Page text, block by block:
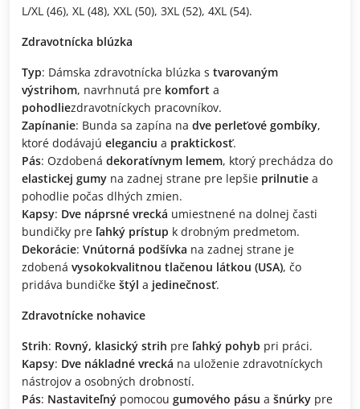
L/XL (46), XL (48), XXL (50), 3XL (52), 4XL (54).
Zdravotnícka blúzka
Typ: Dámska zdravotnícka blúzka s tvarovaným
výstrihom, navrhnutá pre komfort a
pohodliezdravotníckych pracovníkov.
Zapínanie: Bunda sa zapína na dve perleťové gombíky,
ktoré dodávajú eleganciu a praktickosť.
Pás: Ozdobená dekoratívnym lemem, ktorý prechádza do
elastickej gumy na zadnej strane pre lepšie prilnutie a
pohodlie počas dlhých zmien.
Kapsy: Dve náprsné vrecká umiestnené na dolnej časti
bundičky pre ľahký prístup k drobným predmetom.
Dekorácie: Vnútorná podšívka na zadnej strane je
zdobená vysokokvalitnou tlačenou látkou (USA), čo
pridáva bundičke štýl a jedinečnosť.
Zdravotnícke nohavice
Strih: Rovný, klasický strih pre ľahký pohyb pri práci.
Kapsy: Dve nákladné vrecká na uloženie zdravotníckych
nástrojov a osobných drobností.
Pás: Nastaviteľný pomocou gumového pásu a šnúrky pre